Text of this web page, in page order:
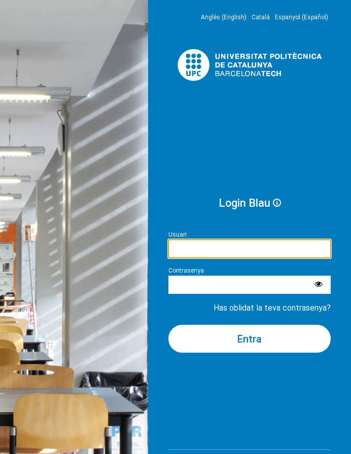
Anglès (English) Català Espanyol (Español)
Login Blau
Usuari
Contrasenya
Has oblidat la teva contrasenya?